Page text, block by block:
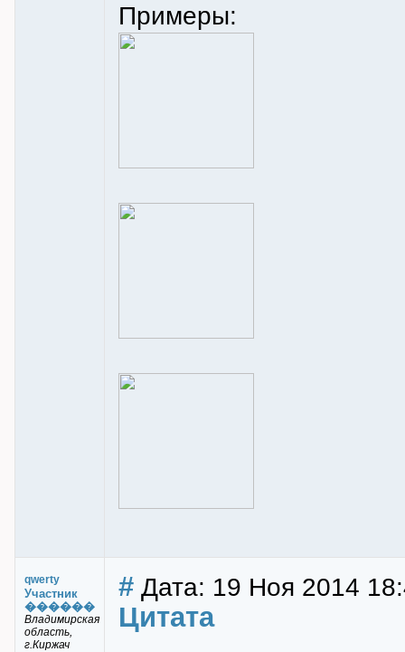
Примеры:
qwerty
Участник
������
Владимирская
область,
г.Киржач
# Дата: 19 Ноя 2014
Цитата